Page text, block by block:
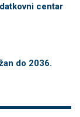
centar
do 2036.